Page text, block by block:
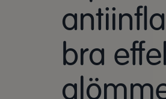
bra